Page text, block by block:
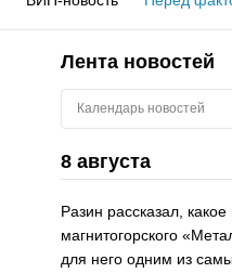
Лента новостей
Календарь новостей
8 августа
Разин рассказал,
магнитогорского
для него одним из